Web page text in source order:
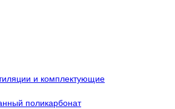
и комплектующие
поликарбонат